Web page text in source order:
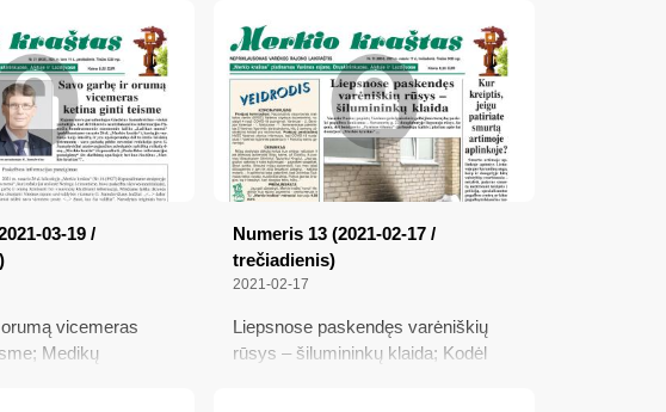
galą
informaciją – pavojus demokratijai;
Kiekviena transporto priemonė
privalo turėti SDK
03-19 /
vicemeras
Medikų
Numeris 13 (2021-02-17 /
trečiadienis)
2021-02-17
Liepsnose paskendęs varėniškių
rūsys – šilumininkų klaida; Kodėl